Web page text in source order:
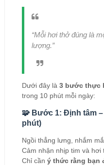
“Mỗi hơi thở đúng là
lượng.”
Dưới đây là 3 bước thực
trong 10 phút mỗi ngày:
🧩 Bước 1: Định tâm
phút)
Ngồi thẳng lưng, nhắm
Cảm nhận nhịp tim và hơi
Chỉ cần ý thức rằng bạn